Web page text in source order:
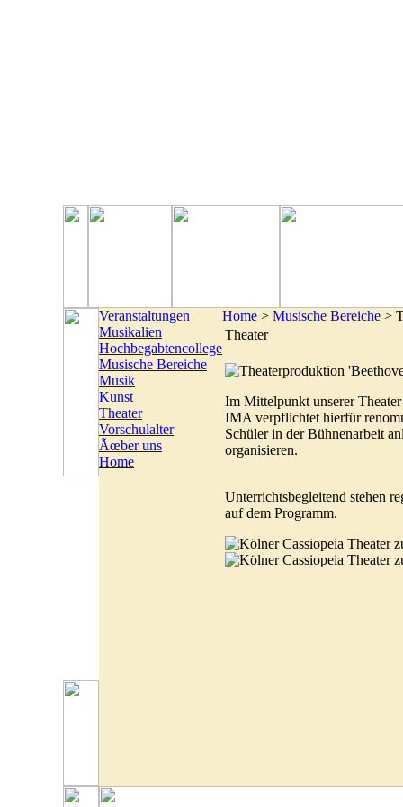
Veranstaltungen
Musikalien
Hochbegabtencollege
Musische Bereiche
Musik
Kunst
Theater
Vorschulalter
Ãœber uns
Home
Home > Musische Bereiche >
Theater
Im Mittelpunkt unserer
IMA verpflichtet hierfür
Schüler in der Bühnenarbeit
organisieren.
Unterrichtsbegleitend stehen
auf dem Programm.